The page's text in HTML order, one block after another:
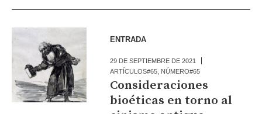
ENTRADA
29 DE SEPTIEMBRE DE 2021
ARTÍCULOS#65 NÚMERO#65
Consideraciones
bioéticas en torno al